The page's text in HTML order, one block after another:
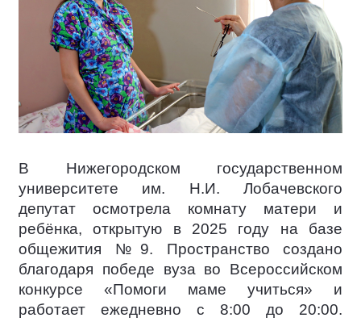
В Нижегородском государственном
университете им. Н.И. Лобачевского
депутат осмотрела комнату матери и
ребёнка, открытую в 2025 году на базе
общежития №9. Пространство создано
благодаря победе вуза во Всероссийском
конкурсе «Помоги маме учиться» и
работает ежедневно с 8:00 до 20:00.